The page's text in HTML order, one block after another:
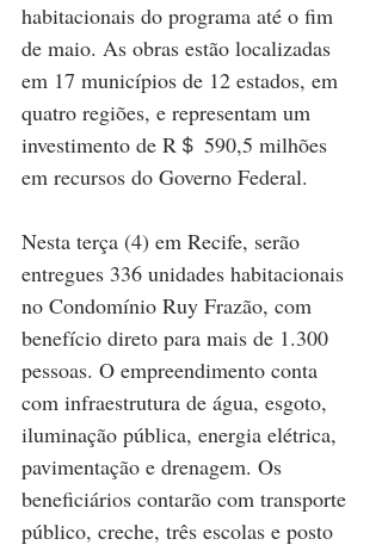
habitacionais do programa até o fim
de maio. As obras estão localizadas
em 17 municípios de 12 estados, em
quatro regiões, e representam um
investimento de R＄ 590,5 milhões
em recursos do Governo Federal.
Nesta terça (4) em Recife, serão
entregues 336 unidades habitacionais
no Condomínio Ruy Frazão, com
benefício direto para mais de 1.300
pessoas. O empreendimento conta
com infraestrutura de água, esgoto,
iluminação pública, energia elétrica,
pavimentação e drenagem. Os
beneficiários contarão com transporte
público, creche, três escolas e posto